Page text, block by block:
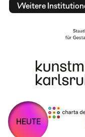
Weitere
HEUTE